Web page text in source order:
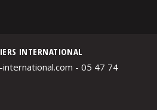
INTERNATIONAL
- 05 47 74